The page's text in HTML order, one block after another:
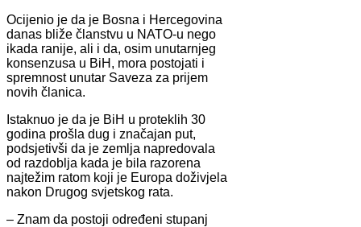
Ocijenio je da je Bosna i Hercegovina
danas bliže članstvu u NATO-u nego
ikada ranije, ali i da, osim unutarnjeg
konsenzusa u BiH, mora postojati i
spremnost unutar Saveza za prijem
novih članica.
Istaknuo je da je BiH u proteklih 30
godina prošla dug i značajan put,
podsjetivši da je zemlja napredovala
od razdoblja kada je bila razorena
najtežim ratom koji je Europa doživjela
nakon Drugog svjetskog rata.
– Znam da postoji određeni stupanj